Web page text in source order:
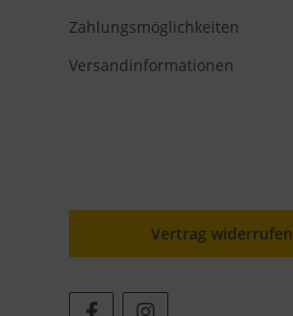
Zahlungsmöglichkeiten
Versandinformationen
Vertrag widerrufen